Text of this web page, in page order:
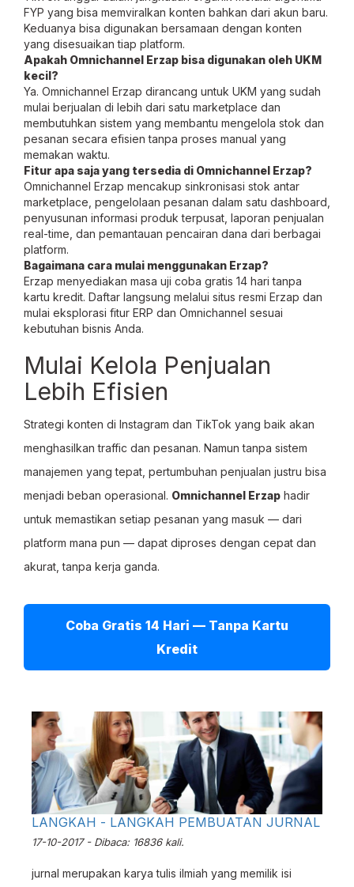
FYP yang bisa memviralkan konten bahkan dari akun baru.
Keduanya bisa digunakan bersamaan dengan konten
yang disesuaikan tiap platform.
Apakah Omnichannel Erzap bisa digunakan oleh UKM
kecil?
Ya. Omnichannel Erzap dirancang untuk UKM yang sudah
mulai berjualan di lebih dari satu marketplace dan
membutuhkan sistem yang membantu mengelola stok dan
pesanan secara efisien tanpa proses manual yang
memakan waktu.
Fitur apa saja yang tersedia di Omnichannel Erzap?
Omnichannel Erzap mencakup sinkronisasi stok antar
marketplace, pengelolaan pesanan dalam satu dashboard,
penyusunan informasi produk terpusat, laporan penjualan
real-time, dan pemantauan pencairan dana dari berbagai
platform.
Bagaimana cara mulai menggunakan Erzap?
Erzap menyediakan masa uji coba gratis 14 hari tanpa
kartu kredit. Daftar langsung melalui situs resmi Erzap dan
mulai eksplorasi fitur ERP dan Omnichannel sesuai
kebutuhan bisnis Anda.
Mulai Kelola Penjualan
Lebih Efisien
Strategi konten di Instagram dan TikTok yang baik akan
menghasilkan traffic dan pesanan. Namun tanpa sistem
manajemen yang tepat, pertumbuhan penjualan justru bisa
menjadi beban operasional. Omnichannel Erzap hadir
untuk memastikan setiap pesanan yang masuk — dari
platform mana pun — dapat diproses dengan cepat dan
akurat, tanpa kerja ganda.
Coba Gratis 14 Hari — Tanpa Kartu
Kredit
LANGKAH - LANGKAH PEMBUATAN JURNAL
17-10-2017 - Dibaca: 16836 kali.
jurnal merupakan karya tulis ilmiah yang memilik isi